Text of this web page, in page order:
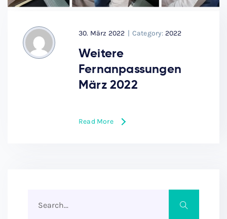
30. März 2022 | Category: 2022
Weitere
Fernanpassungen
März 2022
Read More